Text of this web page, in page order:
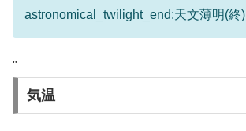
astronomical_twilight_end:天文薄明(終)
"
気温